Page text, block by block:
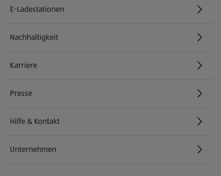
E-Ladestationen
Nachhaltigkeit
Karriere
Presse
Hilfe & Kontakt
(öffnet in einem neuen Tab)
Unternehmen